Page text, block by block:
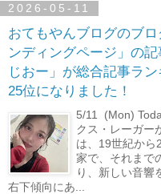
2026-05-11
おてもやんブログのブロ
ンディングページ」の記
じおー」が総合記事ラ
25位になりました！
5/11 (Mon)
クス・レーガー
は、19世紀から
家で、それまで
り、新しい音響
右下傾向にあ...